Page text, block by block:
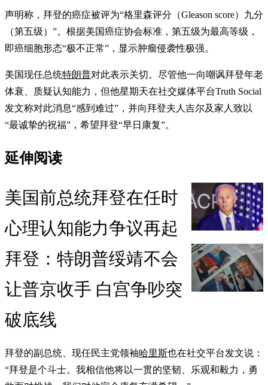
声明称，拜登的癌症被评为“格里森评分（Gleason score）九分
（第五级）”。根据美国癌症协会标准，第五级为最高等级，
即癌细胞形态“极不正常”，显示肿瘤侵袭性极强。
美国现任总统特朗普对此表示关切。尽管他一向嘲讽拜登年老
体衰、质疑认知能力，但他星期天在社交媒体平台Truth Social
发文称对此消息“感到难过”，并向拜登夫人吉尔及家人致以
“最诚挚的祝福”，希望拜登“早日康复”。
延伸阅读
美国前总统拜登在任时
心理认知能力争议再起
拜登：特朗普绥靖不会
让普京收手 白宫争吵突
破底线
拜登的副总统、现任民主党领袖哈里斯也在社交平台发文说：
“拜登是个斗士。我相信他将以一贯的坚韧、乐观和毅力，勇